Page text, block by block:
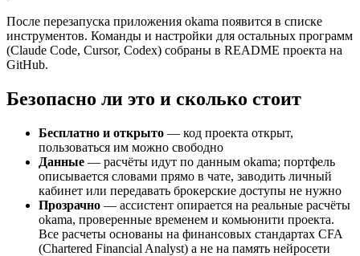
После перезапуска приложения okama появится в списке
инструментов. Команды и настройки для остальных программ
(Claude Code, Cursor, Codex) собраны в README проекта на
GitHub.
Безопасно ли это и сколько стоит
Бесплатно и открыто — код проекта открыт,
пользоваться им можно свободно
Данные — расчёты идут по данным okama; портфель
описывается словами прямо в чате, заводить личный
кабинет или передавать брокерские доступы не нужно
Прозрачно — ассистент опирается на реальные расчёты
okama, проверенные временем и комьюнити проекта.
Все расчеты основаны на финансовых стандартах CFA
(Chartered Financial Analyst) а не на память нейросети